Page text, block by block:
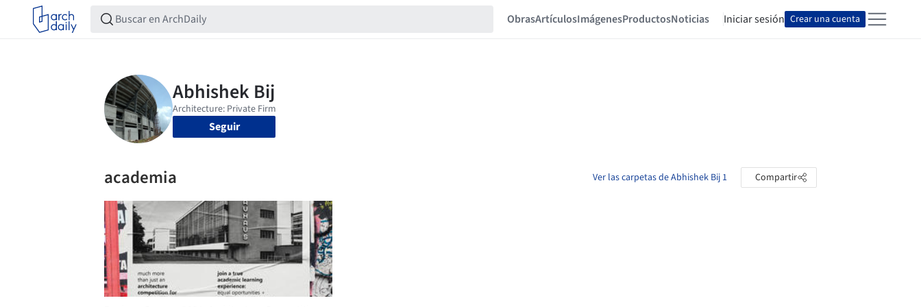
ObrasArtículosImágenesProductosNoticias Iniciar sesión Crear una cuenta
Seguir
academia Ver las carpetas de Abhishek Bij 1 Compartir